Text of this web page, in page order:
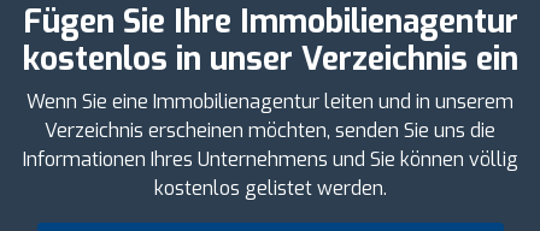
Fügen Sie Ihre Immobilienagentur
kostenlos in unser Verzeichnis ein
Wenn Sie eine Immobilienagentur leiten und in unserem
Verzeichnis erscheinen möchten, senden Sie uns die
Informationen Ihres Unternehmens und Sie können völlig
kostenlos gelistet werden.